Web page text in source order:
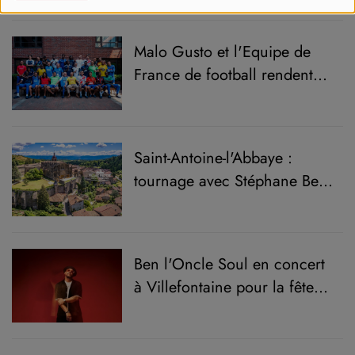
Cyclisme !
Malo Gusto et l'Equipe de
France de football rendent
Saint-Antoine-l'Abbaye :
tournage avec Stéphane Bern
Ben l'Oncle Soul en concert
à Villefontaine pour la fête